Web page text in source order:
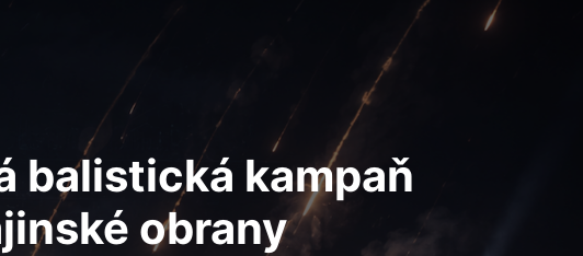
balistická kampaň
obrany